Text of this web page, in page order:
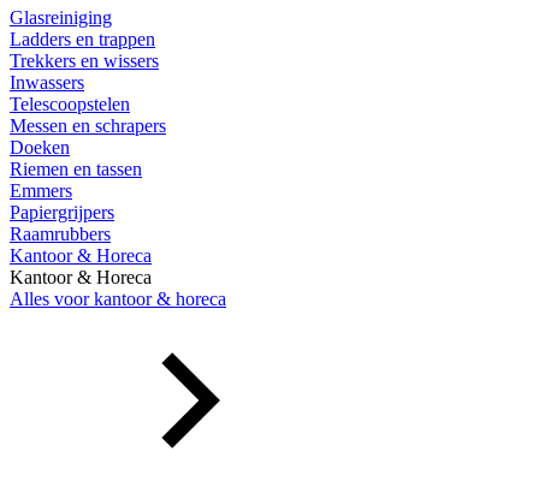
Glasreiniging
Ladders en trappen
Trekkers en wissers
Inwassers
Telescoopstelen
Messen en schrapers
Doeken
Riemen en tassen
Emmers
Papiergrijpers
Raamrubbers
Kantoor & Horeca
Kantoor & Horeca
Alles voor kantoor & horeca